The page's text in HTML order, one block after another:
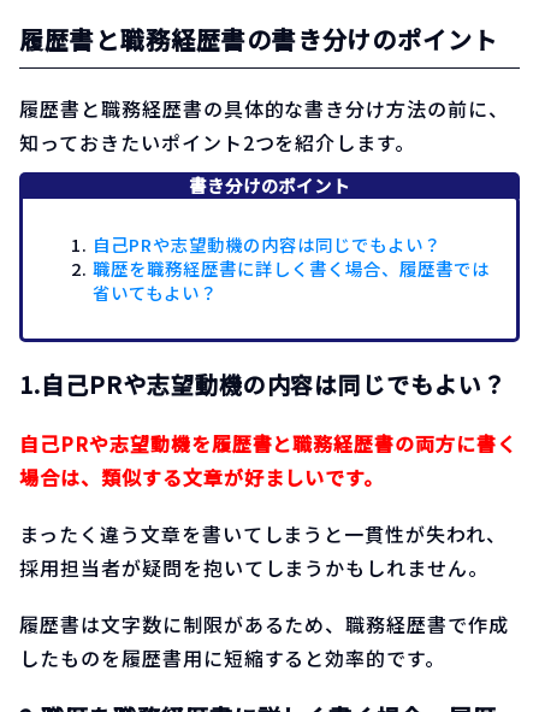
履歴書と職務経歴書の書き分けのポイント
履歴書と職務経歴書の具体的な書き分け方法の前に、
知っておきたいポイント2つを紹介します。
書き分けのポイント
自己PRや志望動機の内容は同じでもよい？
職歴を職務経歴書に詳しく書く場合、履歴書では
省いてもよい？
1.自己PRや志望動機の内容は同じでもよい？
自己PRや志望動機を履歴書と職務経歴書の両方に書く
場合は、類似する文章が好ましいです。
まったく違う文章を書いてしまうと一貫性が失われ、
採用担当者が疑問を抱いてしまうかもしれません。
履歴書は文字数に制限があるため、職務経歴書で作成
したものを履歴書用に短縮すると効率的です。